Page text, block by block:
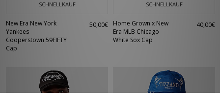
SCHNELLKAUF
New Era New York
Yankees
Cooperstown 59FIFTY
Cap
50,00€
SCHNELLKAUF
Home Grown x New
Era MLB Chicago
White Sox Cap
40,00€